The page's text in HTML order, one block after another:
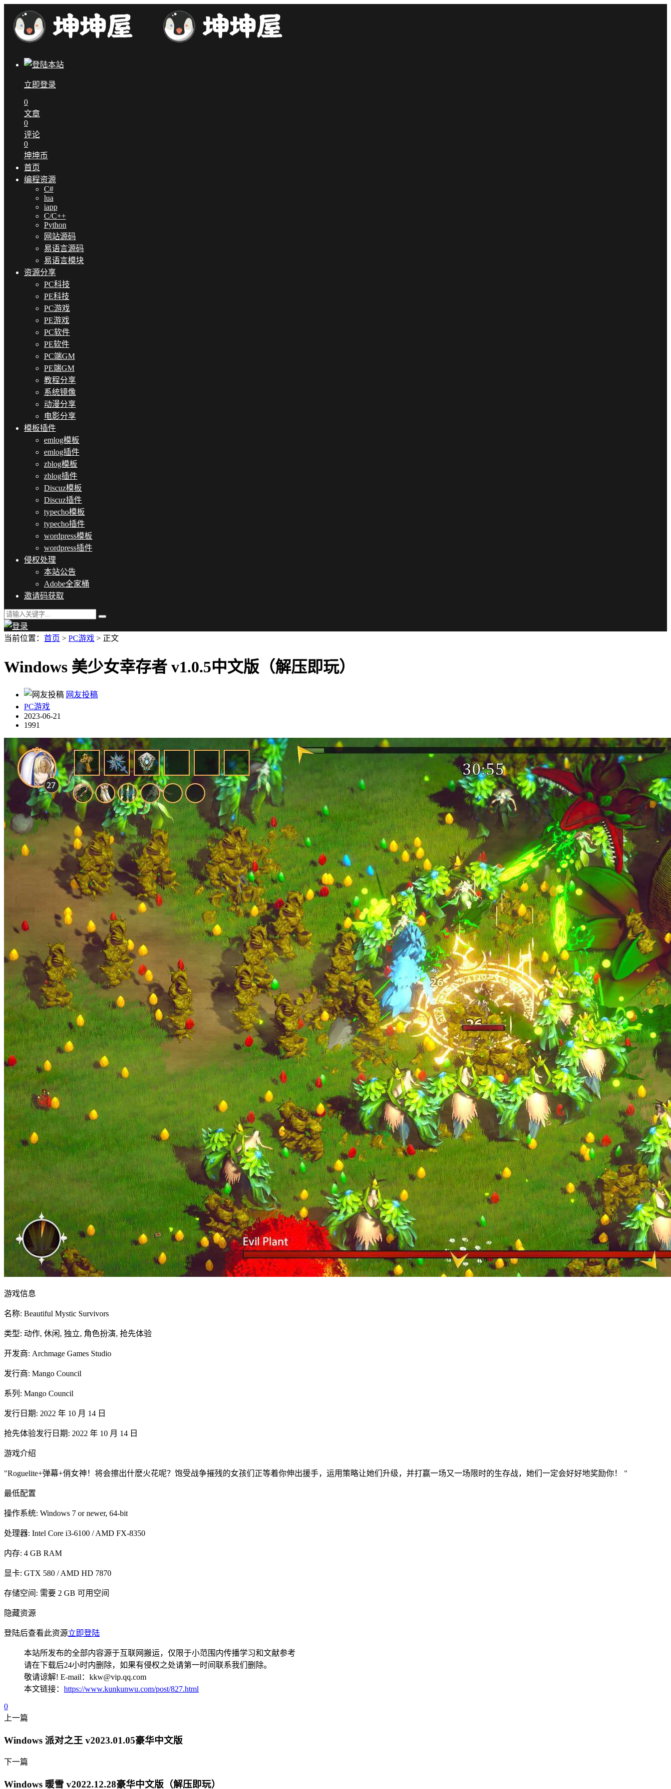
立即登录
0
文章
0
评论
0
坤坤币
首页
编程资源
C#
lua
iapp
C/C++
Python
网站源码
易语言源码
易语言模块
资源分享
PC科技
PE科技
PC游戏
PE游戏
PC软件
PE软件
PC端GM
PE端GM
教程分享
系统镜像
动漫分享
电影分享
模板插件
emlog模板
emlog插件
zblog模板
zblog插件
Discuz模板
Discuz插件
typecho模板
typecho插件
wordpress模板
wordpress插件
侵权处理
本站公告
Adobe全家桶
邀请码获取
当前位置： 首页 > PC游戏 > 正文
Windows 美少女幸存者 v1.0.5中文版（解压即玩）
网友投稿
PC游戏
2023-06-21
1991
游戏信息
名称: Beautiful Mystic Survivors
类型: 动作, 休闲, 独立, 角色扮演, 抢先体验
开发商: Archmage Games Studio
发行商: Mango Council
系列: Mango Council
发行日期: 2022 年 10 月 14 日
抢先体验发行日期: 2022 年 10 月 14 日
游戏介绍
"Roguelite+弹幕+俏女神！将会擦出什麽火花呢？饱受战争摧残的女孩们正等着你伸出援手，运用策略让她们升级，并打赢一场又一场限时的生存战，她们一定会好好地奖励你！ "
最低配置
操作系统: Windows 7 or newer, 64-bit
处理器: Intel Core i3-6100 / AMD FX-8350
内存: 4 GB RAM
显卡: GTX 580 / AMD HD 7870
存储空间: 需要 2 GB 可用空间
隐藏资源
登陆后查看此资源立即登陆
本站所发布的全部内容源于互联网搬运，仅限于小范围内传播学习和文献参考
请在下载后24小时内删除，如果有侵权之处请第一时间联系我们删除。
敬请谅解! E-mail：kkw@vip.qq.com
本文链接： https://www.kunkunwu.com/post/827.html
0
上一篇
Windows 派对之王 v2023.01.05豪华中文版
下一篇
Windows 暖雪 v2022.12.28豪华中文版（解压即玩）